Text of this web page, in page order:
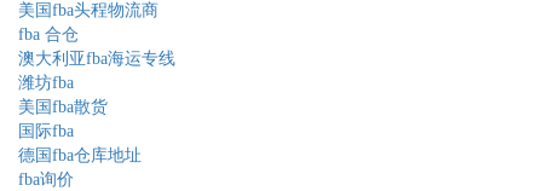
美国fba头程物流商
fba 合仓
澳大利亚fba海运专线
潍坊fba
美国fba散货
国际fba
德国fba仓库地址
fba询价